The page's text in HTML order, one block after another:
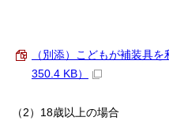
（別添）こどもが補装具
350.4 KB）
（2）18歳以上の場合